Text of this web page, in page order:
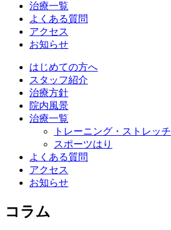
治療一覧
よくある質問
アクセス
お知らせ
はじめての方へ
スタッフ紹介
治療方針
院内風景
治療一覧
トレーニング・ストレッチ
スポーツはり
よくある質問
アクセス
お知らせ
コラム